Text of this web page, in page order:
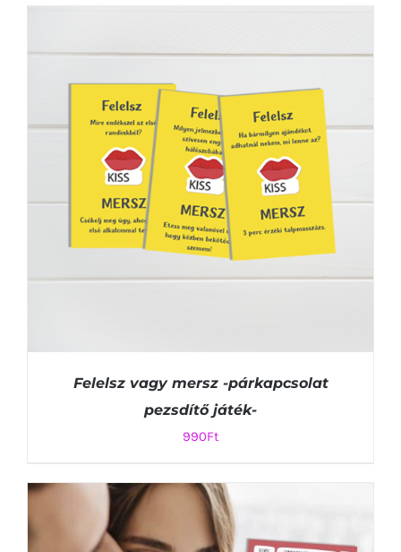
KOSÁRBA TESZEM
RÉSZLETEK
Felelsz vagy mersz -párkapcsolat
pezsdítő játék-
990Ft